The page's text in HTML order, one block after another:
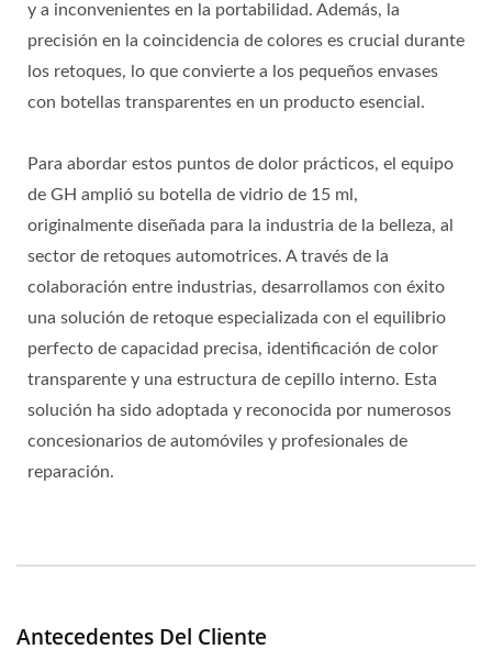
y a inconvenientes en la portabilidad. Además, la
precisión en la coincidencia de colores es crucial durante
los retoques, lo que convierte a los pequeños envases
con botellas transparentes en un producto esencial.
Para abordar estos puntos de dolor prácticos, el equipo
de GH amplió su botella de vidrio de 15 ml,
originalmente diseñada para la industria de la belleza, al
sector de retoques automotrices. A través de la
colaboración entre industrias, desarrollamos con éxito
una solución de retoque especializada con el equilibrio
perfecto de capacidad precisa, identificación de color
transparente y una estructura de cepillo interno. Esta
solución ha sido adoptada y reconocida por numerosos
concesionarios de automóviles y profesionales de
reparación.
Antecedentes Del Cliente